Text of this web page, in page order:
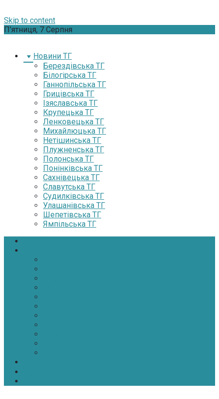
Skip to content
П’ятниця, 7 Серпня
Новини ТГ
Берездівська ТГ
Білогірська ТГ
Ганнопільська ТГ
Грицівська ТГ
Ізяславська ТГ
Крупецька ТГ
Ленковецька ТГ
Михайлюцька ТГ
Нетішинська ТГ
Плужненська ТГ
Полонська ТГ
Понінківська ТГ
Сахнівецька ТГ
Славутська ТГ
Судилківська ТГ
Улашанівська ТГ
Шепетівська ТГ
Ямпільська ТГ